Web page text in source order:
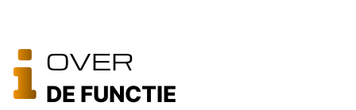
OVER
DE FUNCTIE